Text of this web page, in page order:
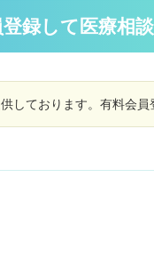
，婦人
ノゲス
ゲンテ
録して医療相
しております。有料会